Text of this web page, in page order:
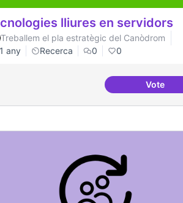
lliures en servidors
Treballem el pla estratègic del Canòdrom
1 any
Recerca 0 0
Vote